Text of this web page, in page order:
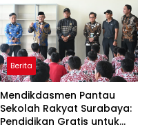
Berita
Mendikdasmen Pantau
Sekolah Rakyat Surabaya:
Pendidikan Gratis untuk